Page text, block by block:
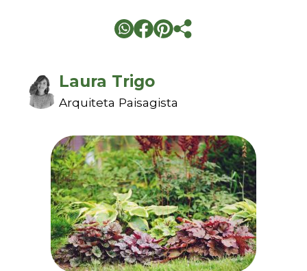
Laura Trigo
Arquiteta Paisagista